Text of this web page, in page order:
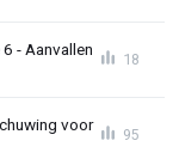
- Aanvallen
18
voor
95